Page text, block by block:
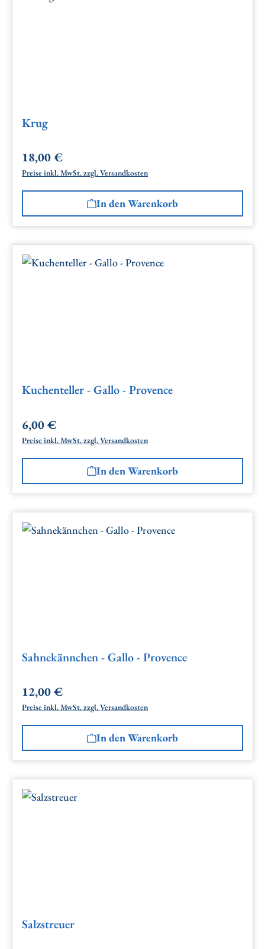
Krug
Regulärer Preis:
18,00 €
Preise inkl. MwSt. zzgl. Versandkosten
In den Warenkorb
Kuchenteller - Gallo - Provence
Regulärer Preis:
6,00 €
Preise inkl. MwSt. zzgl. Versandkosten
In den Warenkorb
Sahnekännchen - Gallo - Provence
Regulärer Preis:
12,00 €
Preise inkl. MwSt. zzgl. Versandkosten
In den Warenkorb
Salzstreuer